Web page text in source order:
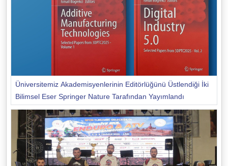
Üniversitemiz Akademisyenlerinin Editörlüğünü Üstlendiği İki
Bilimsel Eser Springer Nature Tarafından Yayımlandı